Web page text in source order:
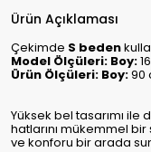
Ürün Açıklaması
Çekimde S beden
Model Ölçüleri: Boy:
Ürün Ölçüleri: Boy:90
Yüksek bel tasarımı ile
hatlarını mükemmel bir
ve konforu bir arada